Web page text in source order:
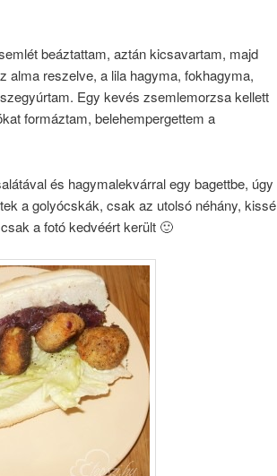
beáztattam, aztán kicsavartam, majd
alma reszelve, a lila hagyma, fokhagyma,
Egy kevés zsemlemorzsa kellett
formáztam, belehempergettem a
és hagymalekvárral egy bagettbe, úgy
a golyócskák, csak az utolsó néhány, kissé
a fotó kedvéért került 🙂